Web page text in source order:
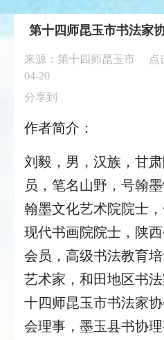
第十四师昆玉市书法
来源：第十四师昆玉市 点
04-20
分享到
作者简介：
刘毅，男，汉族，甘
员，笔名山野，号翰
翰墨文化艺术院院士
现代书画院院士，陕
会员，高级书法教育
艺术家，和田地区书
十四师昆玉市书法家
会理事，墨玉县书协